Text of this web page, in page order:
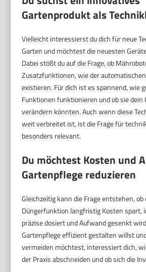
Gartenprodukt als
Vielleicht interessierst du dich für neue
Garten und möchtest die neuesten
Dabei stößt du auf die Frage, ob
Zusatzfunktionen, wie der
existieren. Für dich ist es spannend, wie
Funktionen funktionieren und ob sie dein
verändern könnten. Auch wenn diese
weit verbreitet ist, ist die Frage für
besonders relevant.
Du möchtest Kosten und
Gartenpflege reduzieren
Gleichzeitig kann die Frage entstehen,
Düngerfunktion langfristig Kosten spart,
präzise dosiert und Aufwand gesenkt
Gartenpflege effizient gestalten willst
vermeiden möchtest, interessiert dich,
der Praxis abschneiden und ob sich die